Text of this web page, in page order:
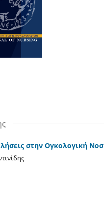
στην Ογκολογική